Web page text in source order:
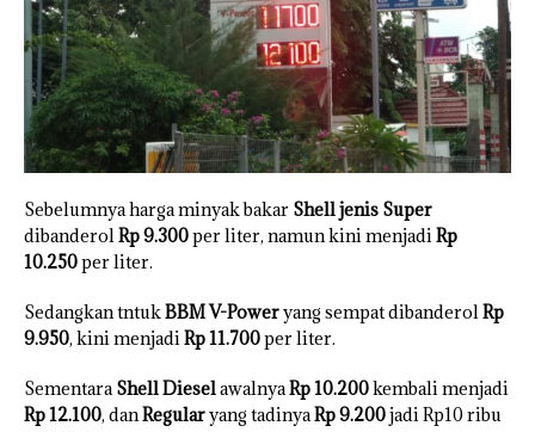
Sebelumnya harga minyak bakar Shell jenis Super
dibanderol Rp 9.300per liter, namun kini menjadi Rp
10.250per liter.
Sedangkan tntukBBM V-Poweryang sempat dibanderol Rp
9.950, kini menjadi Rp 11.700per liter.
Sementara Shell DieselawalnyaRp 10.200kembali menjadi
Rp 12.100, danRegularyang tadinyaRp 9.200jadi Rp10 ribu